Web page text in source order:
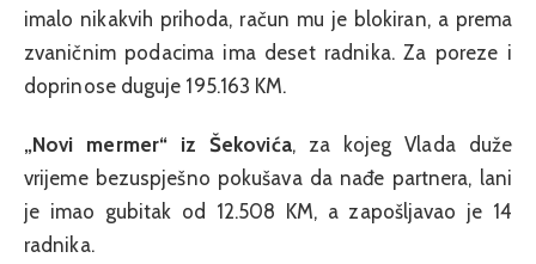
imalo nikakvih prihoda, račun mu je blokiran, a prema
zvaničnim podacima ima deset radnika. Za poreze i
doprinose duguje 195.163 KM.
„Novi mermer“ iz Šekovića, za kojeg Vlada duže
vrijeme bezuspješno pokušava da nađe partnera, lani
je imao gubitak od 12.508 KM, a zapošljavao je 14
radnika.